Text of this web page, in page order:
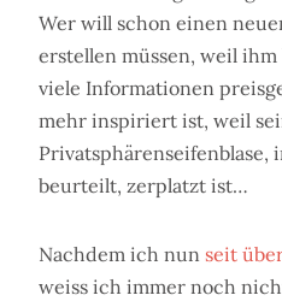
Wer will schon einen
erstellen müssen, weil
viele Informationen
mehr inspiriert ist, weil
Privatsphärenseifenblase,
beurteilt, zerplatzt ist…
Nachdem ich nun seit
weiss ich immer noch